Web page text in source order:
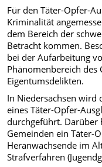
Für den Täter-Opfer-
Kriminalität
dem Bereich der
Betracht kommen.
bei der Aufarbeitung
Phänomenbereich des
Eigentumsdelikten.
In Niedersachsen wird
eines Täter-Opfer-
durchgeführt. Darüber
Gemeinden ein Täter-
Heranwachsende im
Strafverfahren